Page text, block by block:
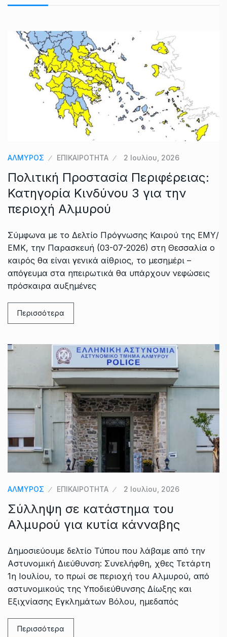
ΑΛΜΥΡΟΣ ΕΠΙΚΑΙΡΟΤΗΤΑ 2 Ιουλίου, 2026
Πολιτική Προστασία Περιφέρειας:
Κατηγορία Κινδύνου 3 για την
περιοχή Αλμυρού
Σύμφωνα με το Δελτίο Πρόγνωσης Καιρού της ΕΜΥ/
ΕΜΚ, την Παρασκευή (03-07-2026) στη Θεσσαλία ο
καιρός θα είναι γενικά αίθριος, το μεσημέρι –
απόγευμα στα ηπειρωτικά θα υπάρχουν νεφώσεις
πρόσκαιρα αυξημένες
Περισσότερα
ΑΛΜΥΡΟΣ ΕΠΙΚΑΙΡΟΤΗΤΑ 2 Ιουλίου, 2026
Σύλληψη σε κατάστημα του
Αλμυρού για κυτία κάνναβης
Δημοσιεύουμε δελτίο Τύπου που λάβαμε από την
Αστυνομική Διεύθυνση: Συνελήφθη, χθες Τετάρτη
1η Ιουλίου, το πρωί σε περιοχή του Αλμυρού, από
αστυνομικούς της Υποδιεύθυνσης Δίωξης και
Εξιχνίασης Εγκλημάτων Βόλου, ημεδαπός
Περισσότερα